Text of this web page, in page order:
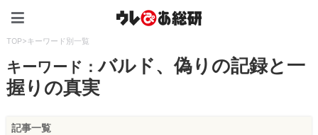
TOP>キーワード別一覧
キーワード：バルド、偽りの記録と一
握りの真実
記事一覧